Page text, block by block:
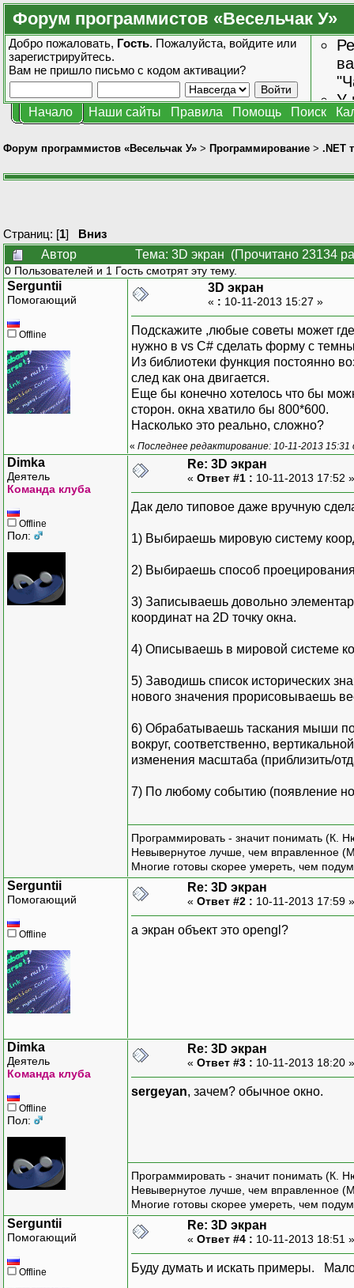
Форум программистов «Весельчак У»
Добро пожаловать, Гость. Пожалуйста, войдите или
зарегистрируйтесь.
Вам не пришло письмо с кодом активации?
У
Начало Наши сайты Правила Помощь Поиск
Форум программистов «Весельчак У» > Программирование > .NET
Страниц: [1] Вниз
Автор
Тема: 3D экран (Прочитано 23134
0 Пользователей и 1 Гость смотрят эту тему.
Serguntii
Помогающий
Offline
3D экран
« : 10-11-2013 15:27 »
Подскажите ,любые советы может
нужно в vs C# сделать форму с
Из библиотеки функция постоянно
след как она двигается.
Еще бы конечно хотелось что бы
сторон. окна хватило бы 800*600.
Насколько это реально, сложно?
« Последнее редактирование: 10-11-2013 15:31
Dimka
Деятель
Команда клуба
Offline
Пол:
Re: 3D экран
« Ответ #1 : 10-11-2013 17:52
Дак дело типовое даже вручную
1) Выбираешь мировую систему
2) Выбираешь способ
3) Записываешь довольно
координат на 2D точку окна.
4) Описываешь в мировой системе
5) Заводишь список исторических
нового значения прорисовываешь
6) Обрабатываешь таскания мыши по
вокруг, соответственно,
изменения масштаба (приблизить/
7) По любому событию (появление
Программировать - значит понимать (К.
Невывернутое лучше, чем вправленное
Многие готовы скорее умереть, чем
Serguntii
Помогающий
Offline
Re: 3D экран
« Ответ #2 : 10-11-2013 17:59
а экран объект это opengl?
Dimka
Деятель
Команда клуба
Offline
Пол:
Re: 3D экран
« Ответ #3 : 10-11-2013 18:20
sergeyan, зачем? обычное окно.
Программировать - значит понимать (К.
Невывернутое лучше, чем вправленное
Многие готовы скорее умереть, чем
Serguntii
Помогающий
Offline
Re: 3D экран
« Ответ #4 : 10-11-2013 18:51
Буду думать и искать примеры.